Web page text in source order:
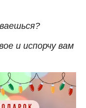
и испорчу вам